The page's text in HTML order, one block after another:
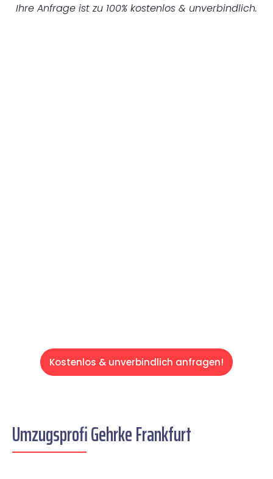
Ihre Anfrage ist zu 100% kostenlos & unverbindlich.
Kostenlos & unverbindlich anfragen!
Umzugsprofi Gehrke Frankfurt